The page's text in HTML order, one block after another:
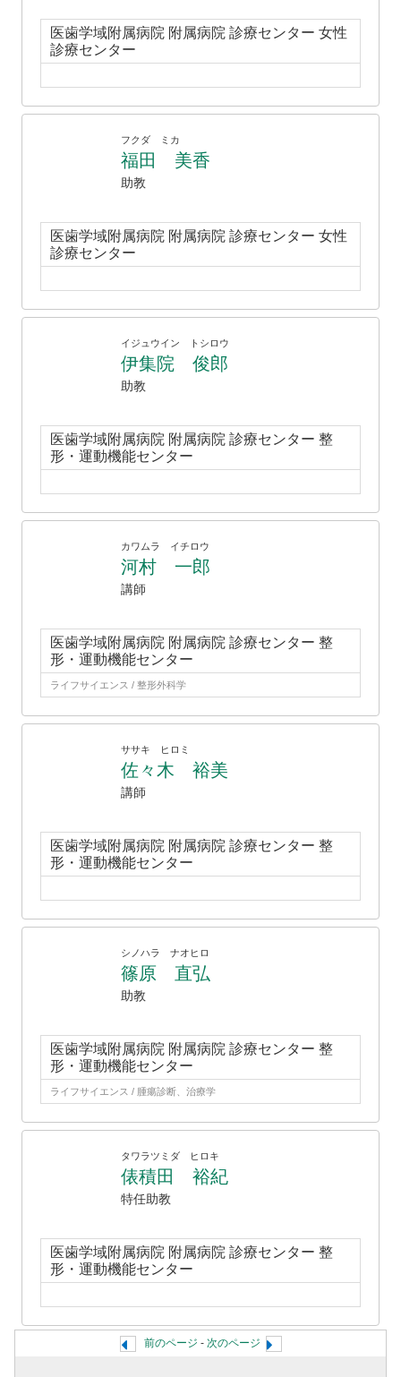
医歯学域附属病院 附属病院 診療センター 女性
診療センター
フクダ ミカ
福田 美香
助教
医歯学域附属病院 附属病院 診療センター 女性
診療センター
イジュウイン トシロウ
伊集院 俊郎
助教
医歯学域附属病院 附属病院 診療センター 整
形・運動機能センター
カワムラ イチロウ
河村 一郎
講師
医歯学域附属病院 附属病院 診療センター 整
形・運動機能センター
ライフサイエンス / 整形外科学
ササキ ヒロミ
佐々木 裕美
講師
医歯学域附属病院 附属病院 診療センター 整
形・運動機能センター
シノハラ ナオヒロ
篠原 直弘
助教
医歯学域附属病院 附属病院 診療センター 整
形・運動機能センター
ライフサイエンス / 腫瘍診断、治療学
タワラツミダ ヒロキ
俵積田 裕紀
特任助教
医歯学域附属病院 附属病院 診療センター 整
形・運動機能センター
前のページ - 次のページ